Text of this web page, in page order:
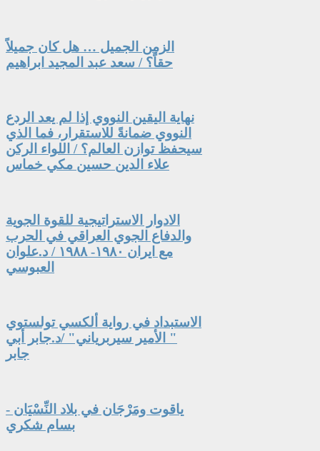
الزمن الجميل … هل كان جميلاً
حقاً؟ / سعد عبد المجيد ابراهيم
نهاية اليقين النووي إذا لم يعد الردع
النووي ضمانةً للاستقرار، فما الذي
سيحفظ توازن العالم؟ / اللواء الركن
علاء الدين حسين مكي خماس
الادوار الاستراتيجية للقوة الجوية
والدفاع الجوي العراقي في الحرب
مع ايران ١٩٨٠- ١٩٨٨ / د.علوان
العبوسي
الاستبداد في رواية ألكسي تولستوي
" الأمير سيربرياني" /د.جابر أبي
جابر
ياقوت ومَرْجَان في بلاد النِّسْيَان -
بسام شكري